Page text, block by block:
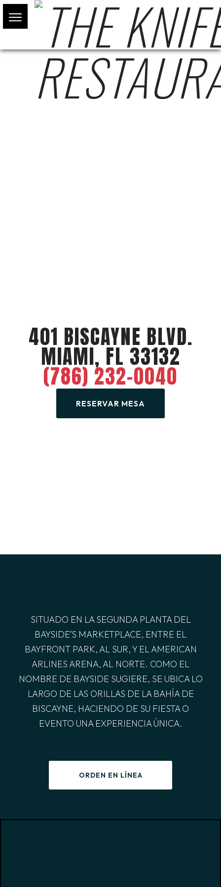
BAYSIDE
MARKETPLACE
401 BISCAYNE BLVD.
MIAMI, FL 33132
(786) 232-0040
RESERVAR MESA
SITUADO EN LA SEGUNDA PLANTA DEL
BAYSIDE’S MARKETPLACE, ENTRE EL
BAYFRONT PARK, AL SUR, Y EL AMERICAN
ARLINES ARENA, AL NORTE. COMO EL
NOMBRE DE BAYSIDE SUGIERE, SE UBICA LO
LARGO DE LAS ORILLAS DE LA BAHÍA DE
BISCAYNE, HACIENDO DE SU FIESTA O
EVENTO UNA EXPERIENCIA ÚNICA.
ORDEN EN LÍNEA